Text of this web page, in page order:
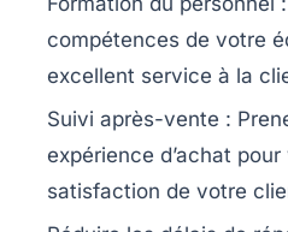
compétences de votre
excellent service à la
Suivi après-vente :
expérience d’achat
satisfaction de votre